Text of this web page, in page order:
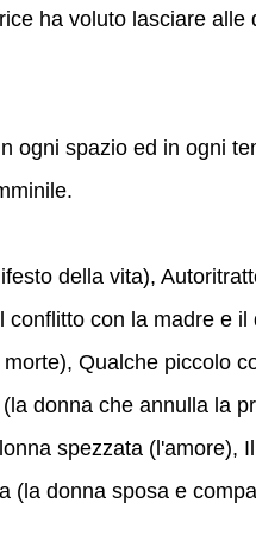
ha voluto lasciare alle
ogni spazio ed in ogni
della vita),
con la madre e
Qualche piccolo
donna che annulla la
spezzata (l'amore),
(la donna sposa e